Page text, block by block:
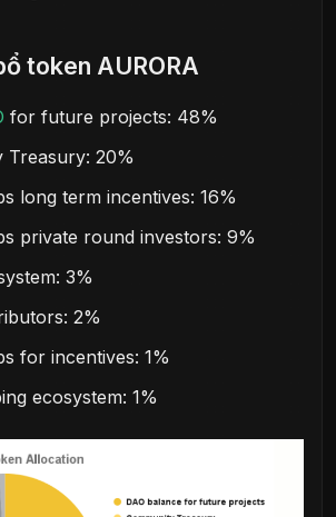
token AURORA
for future projects: 48%
Treasury: 20%
long term incentives: 16%
private round investors: 9%
3%
2%
for incentives: 1%
ecosystem: 1%